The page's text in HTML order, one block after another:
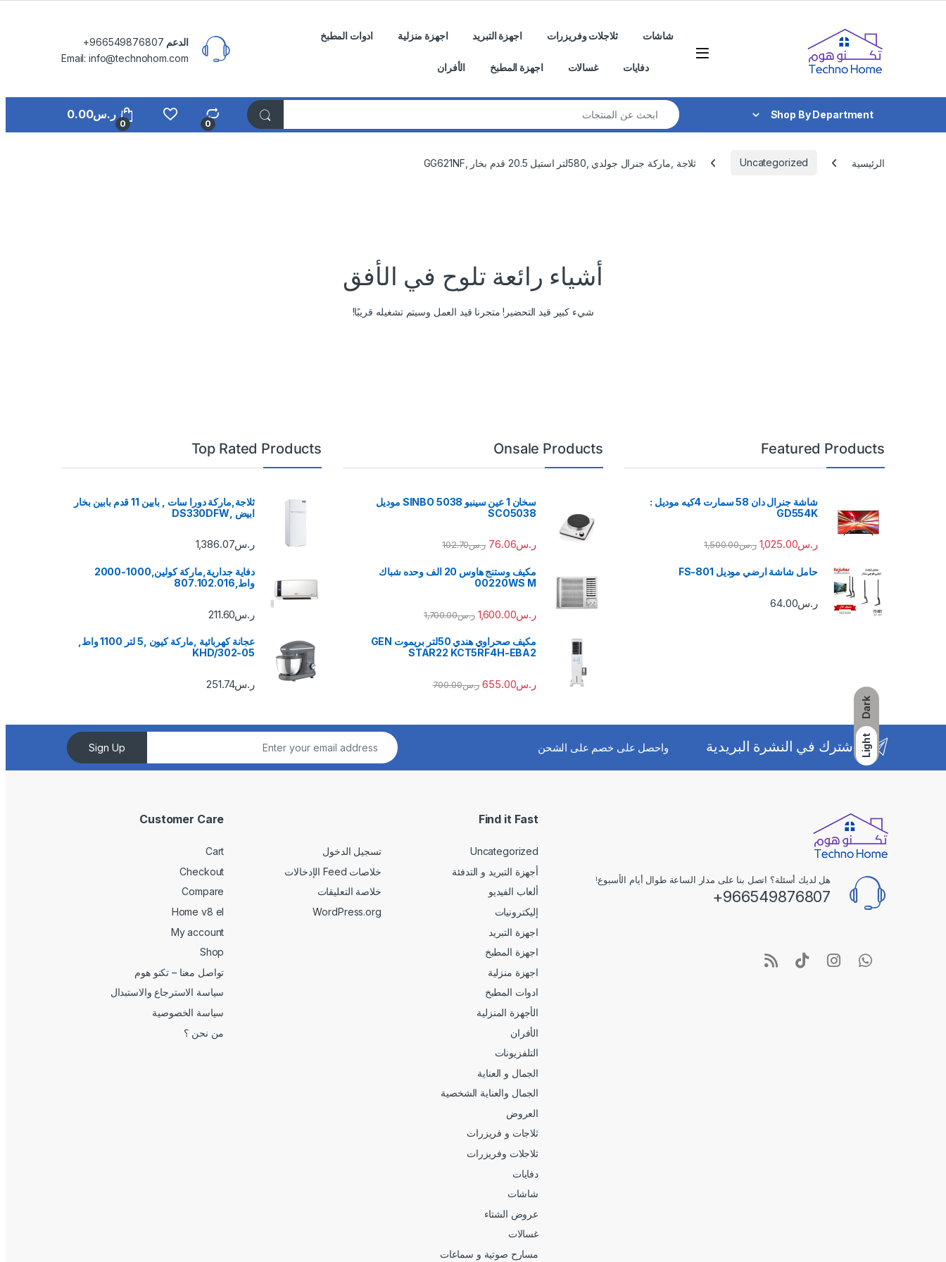
Dark
Light
شاشات ثلاجلات وفريزرات اجهزة التبريد اجهزة منزلية ادوات المطبخ
دفايات غسالات اجهزة المطبخ الأفران
الدعم
Email: info@technohom.com
Shop By Department
Search for:
0
0
ر.س0.00
الرئيسية Uncategorized ثلاجة ,ماركة جنرال جولدي ,580لتر استيل 20.5 قدم بخار ,GG621NF
أشياء رائعة تلوح في الأفق
شيء كبير قيد التحضير! متجرنا قيد العمل وسيتم تشغيله قريبًا!
Featured Products
شاشة جنرال دان 58 سمارت 4كيه موديل :
GD554K
ر.س1,025.00 ر.س1,500.00
حامل شاشة ارضي موديل FS-801
ر.س64.00
Onsale Products
سخان 1 عين سينبو 5038 SINBO موديل
SCO5038
ر.س76.06 ر.س102.70
مكيف وستنج هاوس 20 الف وحده شباك
00220WS M
ر.س1,600.00 ر.س1,700.00
مكيف صحراوي هندي 50لتر بريموت GEN
STAR22 KCT5RF4H-EBA2
ر.س655.00 ر.س700.00
Top Rated Products
ثلاجة,ماركة دورا سات , بابين 11 قدم بابين بخار
ابيض ,DS330DFW
ر.س1,386.07
دفاية جدارية,ماركة كولين,1000-2000
واط,807.102.016
ر.س211.60
عجانة كهربائية ,ماركة كيون ,5 لتر 1100 واط,
KHD/302-05
ر.س251.74
اشترك في النشرة البريدية واحصل على خصم على الشحن Sign Up
هل لديك أسئلة؟ اتصل بنا على مدار الساعة طوال أيام الأسبوع!
Find it Fast
Uncategorized
أجهزة التبريد و التدفئة
ألعاب الفيديو
إليكترونيات
اجهزة التبريد
اجهزة المطبخ
اجهزة منزلية
ادوات المطبخ
الأجهزة المنزلية
الأفران
التلفزيونات
الجمال و العناية
الجمال والعناية الشخصية
العروض
ثلاجات و فريزرات
ثلاجلات وفريزرات
دفايات
شاشات
عروض الشتاء
غسالات
مسارح صوتية و سماعات
تسجيل الدخول
خلاصات Feed الإدخالات
خلاصة التعليقات
WordPress.org
Customer Care
Cart
Checkout
Compare
Home v8 el
My account
Shop
تواصل معنا – تكنو هوم
سياسة الاسترجاع والاستبدال
سياسة الخصوصية
من نحن ؟